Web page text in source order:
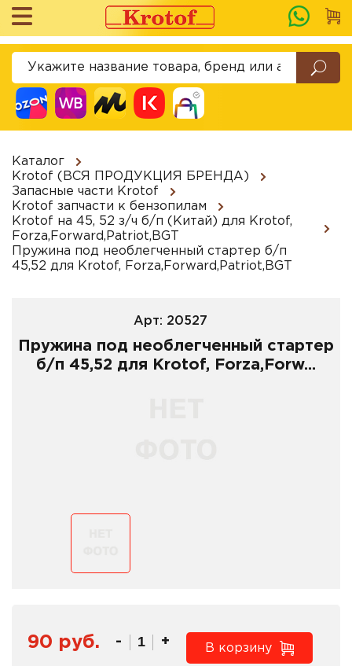
Каталог
Krotof (ВСЯ ПРОДУКЦИЯ БРЕНДА)
Запасные части Krotof
Krotof запчасти к бензопилам
Krotof на 45, 52 з/ч б/п (Китай) для Krotof,
Forza,Forward,Patriot,BGT
Пружина под необлегченный стартер б/п
45,52 для Krotof, Forza,Forward,Patriot,BGT
Арт: 20527
Пружина под необлегченный стартер
б/п 45,52 для Krotof, Forza,Forw...
90 руб. - + В корзину